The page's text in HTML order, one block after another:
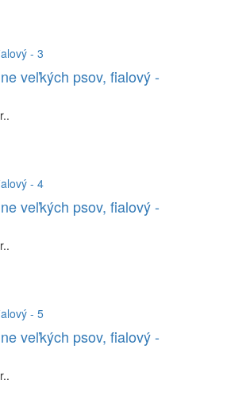
veľkých psov, fialový -
veľkých psov, fialový -
veľkých psov, fialový -